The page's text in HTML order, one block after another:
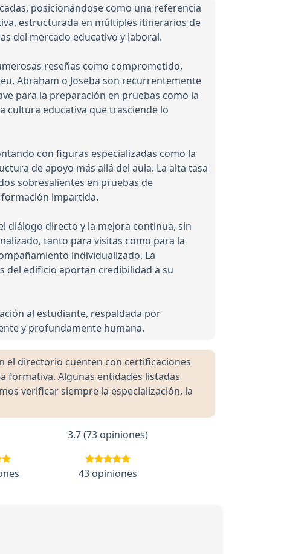
posicionándose como una referencia
estructurada en múltiples itinerarios de
del mercado educativo y laboral.
reseñas como comprometido,
Abraham o Joseba son recurrentemente
para la preparación en pruebas como la
cultura educativa que trasciende lo
con figuras especializadas como la
de apoyo más allá del aula. La alta tasa
sobresalientes en pruebas de
impartida.
diálogo directo y la mejora continua, sin
tanto para visitas como para la
individualizado. La
del edificio aportan credibilidad a su
al estudiante, respaldada por
y profundamente humana.
el directorio cuenten con certificaciones
formativa. Algunas entidades listadas
verificar siempre la especialización, la
3.7 (73 opiniones)
43 opiniones